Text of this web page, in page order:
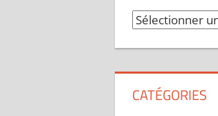
Archives
CATÉGORIES